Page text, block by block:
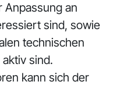
Anpassung an
sind, sowie
technischen
sind.
kann sich der